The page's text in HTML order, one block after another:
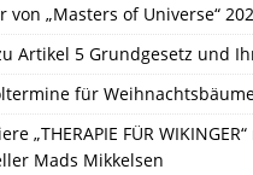
von „Masters of Universe“
Artikel 5 Grundgesetz und
für
„THERAPIE FÜR
Mads Mikkelsen